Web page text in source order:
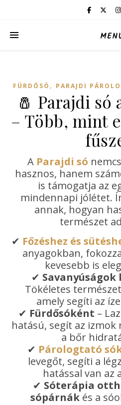
FÜRDŐSÓ , PARAJDI
🧂 Parajdi só
– Több, mint
A Parajdi só
hasznos, hanem
is támogatja az
mindennapi jólétet.
annak, hogyan
természet
✔ Főzéshez és
anyagokban,
kevesebb is
✔ Savanyúságok
Tökéletes
amely segíti az
✔ Fürdősóként –
hatású, segít az izmok
a bőr
✔ Párologtató
levegőt, segíti a
hatással van az
✔ Sóterápia
sópárnákés a